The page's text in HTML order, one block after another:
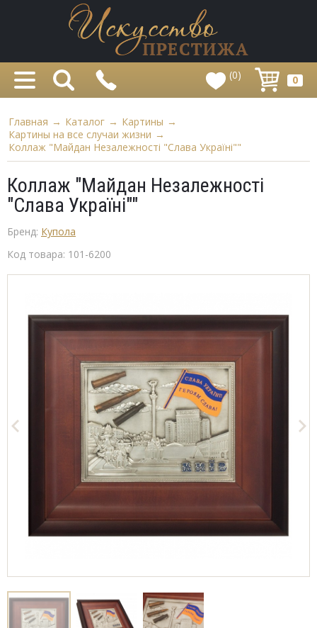
(0) 0
Главная → Каталог → Картины →
Картины на все случаи жизни →
Коллаж "Майдан Незалежності "Слава Україні""
Коллаж "Майдан Незалежності
"Слава Україні""
Бренд: Купола
Код товара: 101-6200